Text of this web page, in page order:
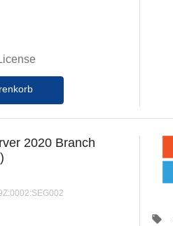
2020 Branch
local_offer